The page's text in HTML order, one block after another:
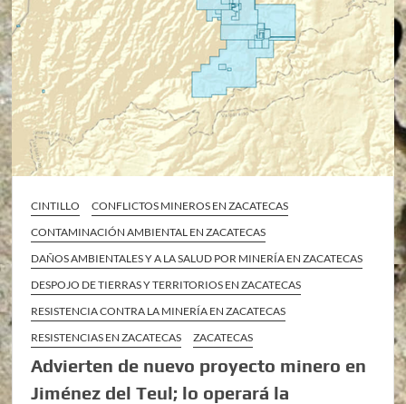
CINTILLO
CONFLICTOS MINEROS EN ZACATECAS
CONTAMINACIÓN AMBIENTAL EN ZACATECAS
DAÑOS AMBIENTALES Y A LA SALUD POR MINERÍA EN ZACATECAS
DESPOJO DE TIERRAS Y TERRITORIOS EN ZACATECAS
RESISTENCIA CONTRA LA MINERÍA EN ZACATECAS
RESISTENCIAS EN ZACATECAS
ZACATECAS
Advierten de nuevo proyecto minero en
Jiménez del Teul; lo operará la